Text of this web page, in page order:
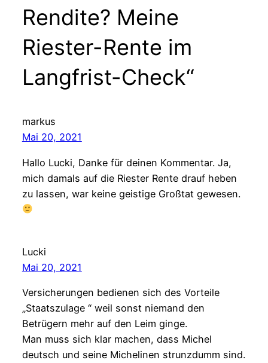
Rendite? Meine
Riester-Rente im
Langfrist-Check“
markus
Mai 20, 2021
Hallo Lucki, Danke für deinen Kommentar. Ja,
mich damals auf die Riester Rente drauf heben
zu lassen, war keine geistige Großtat gewesen.
Lucki
Mai 20, 2021
Versicherungen bedienen sich des Vorteile
„Staatszulage “ weil sonst niemand den
Betrügern mehr auf den Leim ginge.
Man muss sich klar machen, dass Michel
deutsch und seine Michelinen strunzdumm sind.